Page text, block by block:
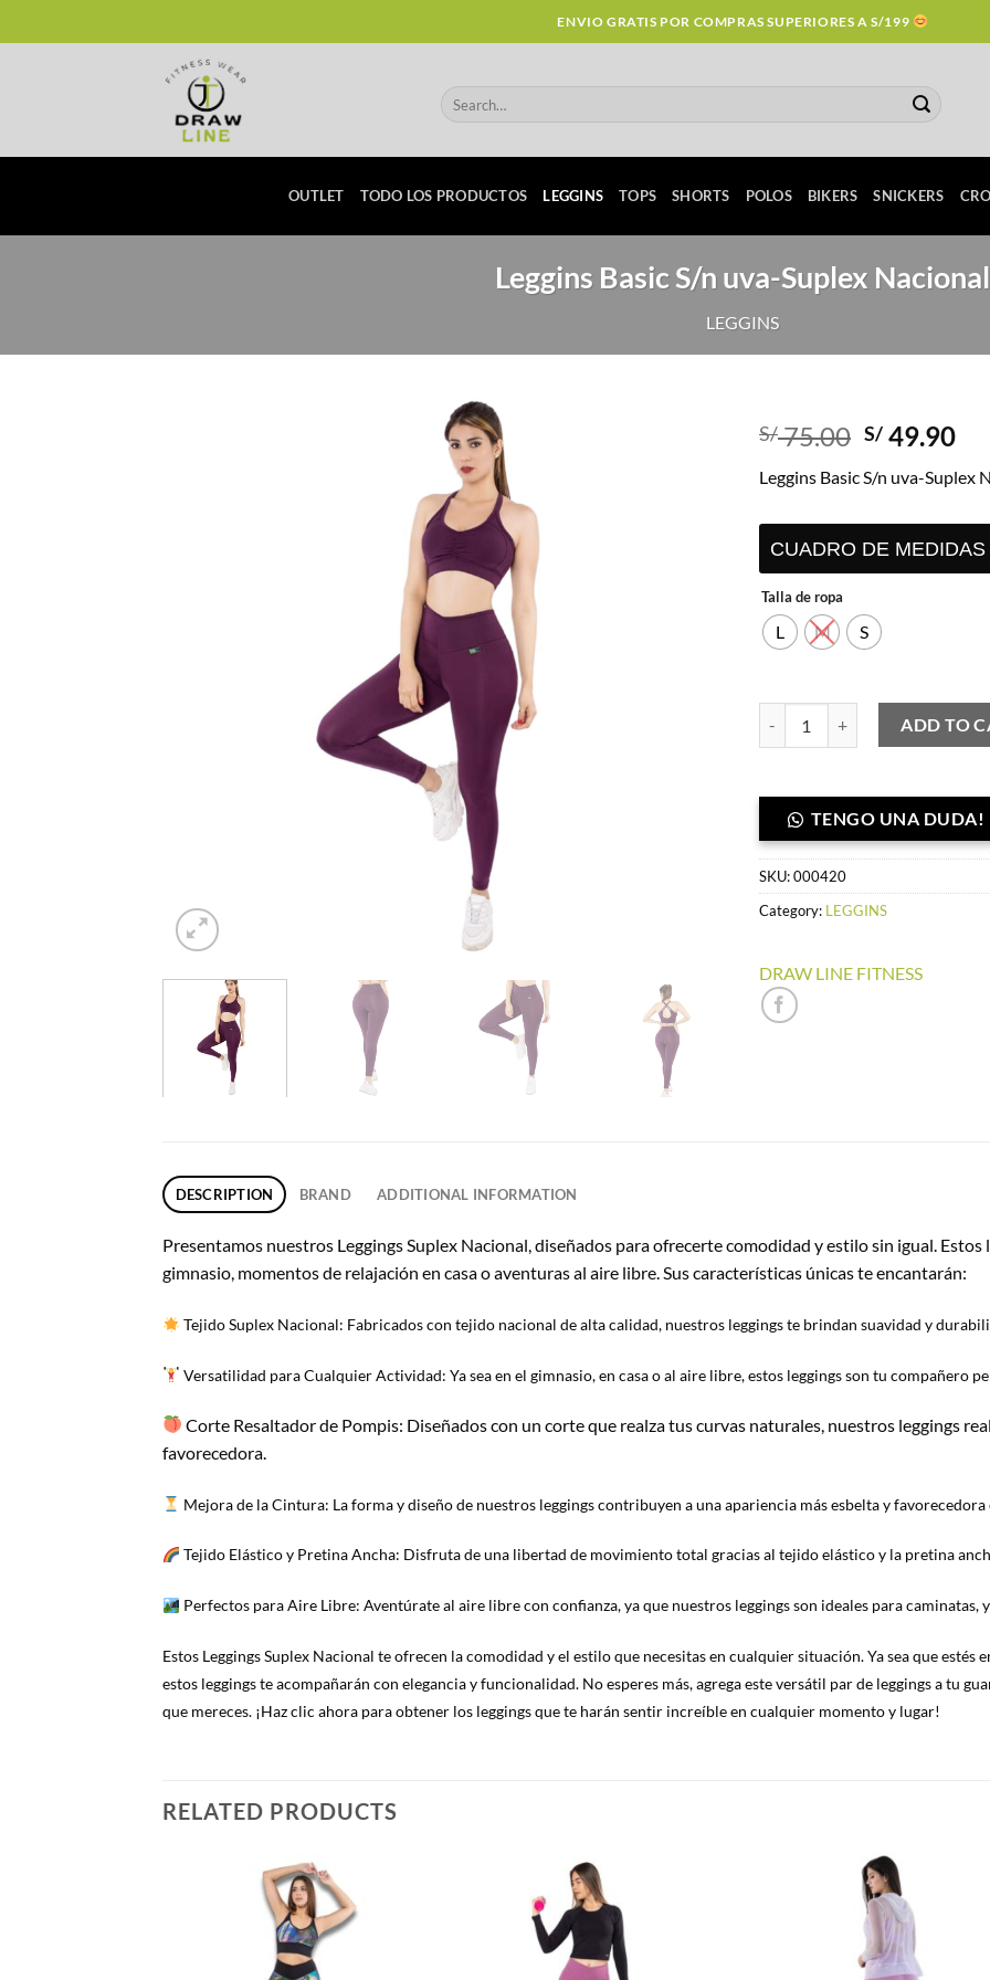
to
ENVIO GRATIS POR COMPRAS SUPERIORES A S/199
Search
for:
OUTLET TODO LOS PRODUCTOS LEGGINS TOPS SHORTS POLOS BIKERS SNICKERS
Leggins Basic S/n uva-Suplex Nacional
LEGGINS
S/75.00 Original
was:
S/ 49.90
is:
Leggins Basic S/n uva-Suplex
CUADRO DE MEDIDAS
Talla de ropa
L M S
ADD TO
TENGO UNA DUDA!
SKU:000420
Category: LEGGINS
DRAW LINE FITNESS
DESCRIPTION BRAND ADDITIONAL INFORMATION
Presentamos nuestros Leggings Suplex Nacional, diseñados para ofrecerte comodidad y estilo sin igual. Estos
gimnasio, momentos de relajación en casa o aventuras al aire libre. Sus características únicas te encantarán:
Tejido Suplex Nacional: Fabricados con tejido nacional de alta calidad, nuestros leggings te brindan suavidad y
Versatilidad para Cualquier Actividad: Ya sea en el gimnasio, en casa o al aire libre, estos leggings son tu compañero
Corte Resaltador de Pompis: Diseñados con un corte que realza tus curvas naturales, nuestros leggings
favorecedora.
Mejora de la Cintura: La forma y diseño de nuestros leggings contribuyen a una apariencia más esbelta y
Tejido Elástico y Pretina Ancha: Disfruta de una libertad de movimiento total gracias al tejido elástico y la pretina
Perfectos para Aire Libre: Aventúrate al aire libre con confianza, ya que nuestros leggings son ideales para
Estos Leggings Suplex Nacional te ofrecen la comodidad y el estilo que necesitas en cualquier situación. Ya sea que estés
estos leggings te acompañarán con elegancia y funcionalidad. No esperes más, agrega este versátil par de leggings a tu
que mereces. ¡Haz clic ahora para obtener los leggings que te harán sentir increíble en cualquier momento y lugar!
RELATED PRODUCTS